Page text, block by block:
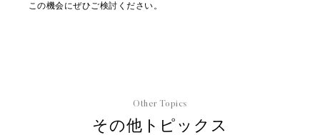
この機会にぜひご検討ください。
Other Topics
その他トピックス